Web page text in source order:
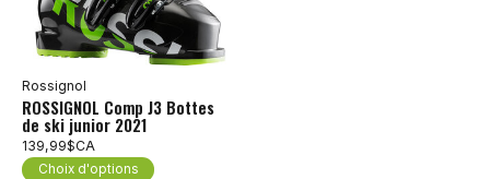
Rossignol
ROSSIGNOL Comp J3 Bottes
de ski junior 2021
139,99$CA
Choix d'options